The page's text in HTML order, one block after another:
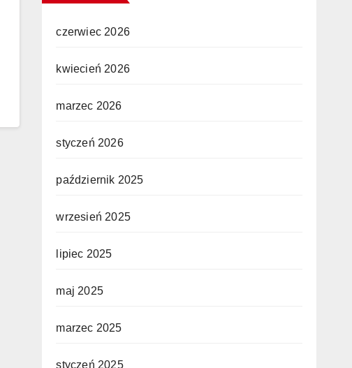
czerwiec 2026
kwiecień 2026
marzec 2026
styczeń 2026
październik 2025
wrzesień 2025
lipiec 2025
maj 2025
marzec 2025
styczeń 2025